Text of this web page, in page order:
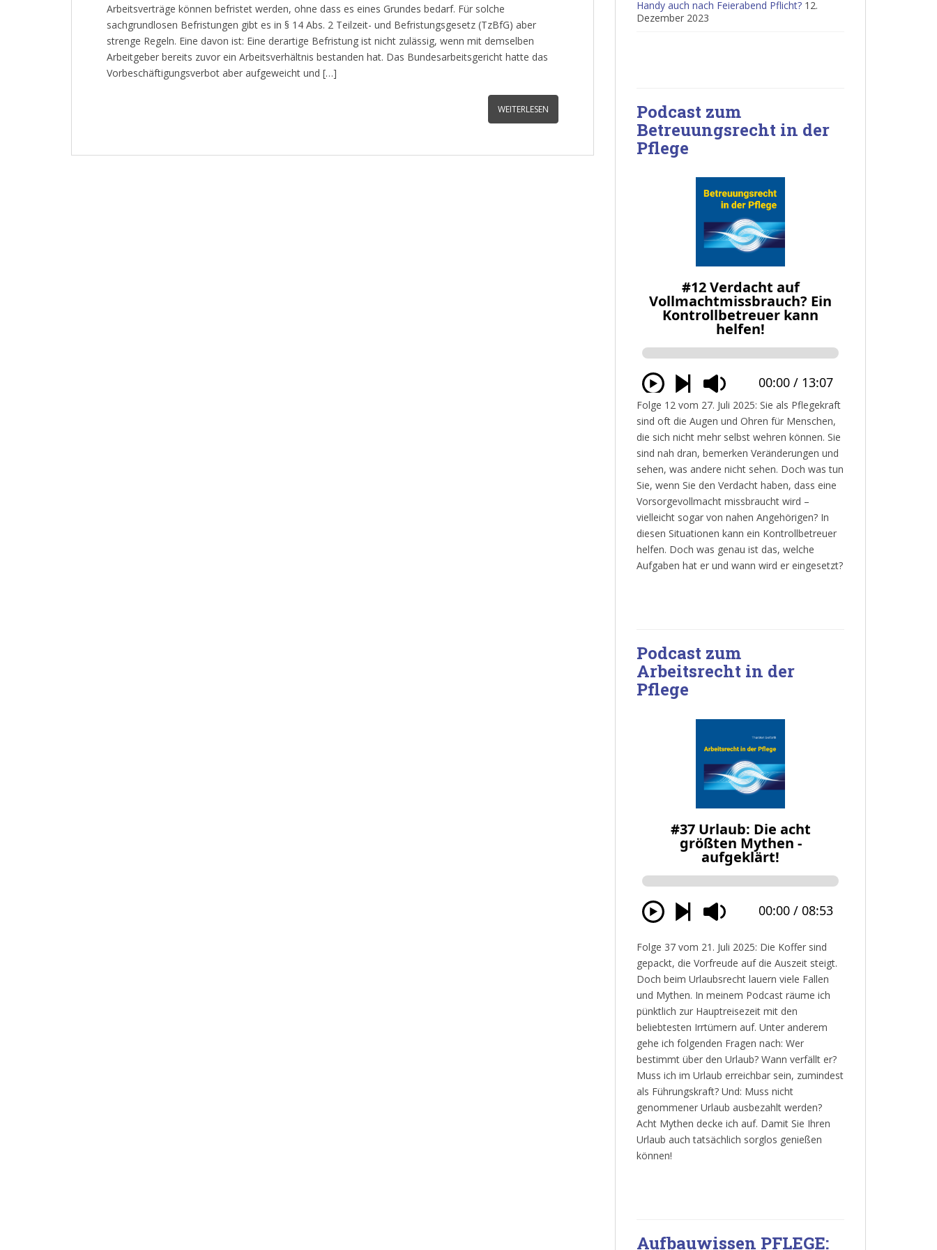
Arbeitsverträge können befristet werden, ohne dass es eines Grundes bedarf. Für solche
sachgrundlosen Befristungen gibt es in § 14 Abs. 2 Teilzeit- und Befristungsgesetz (TzBfG) aber
strenge Regeln. Eine davon ist: Eine derartige Befristung ist nicht zulässig, wenn mit demselben
Arbeitgeber bereits zuvor ein Arbeitsverhältnis bestanden hat. Das Bundesarbeitsgericht hatte das
Vorbeschäftigungsverbot aber aufgeweicht und […]
WEITERLESEN
Handy auch nach Feierabend Pflicht? 12.
Dezember 2023
Podcast zum
Betreuungsrecht in der
Pflege
Folge 12 vom 27. Juli 2025: Sie als Pflegekraft
sind oft die Augen und Ohren für Menschen,
die sich nicht mehr selbst wehren können. Sie
sind nah dran, bemerken Veränderungen und
sehen, was andere nicht sehen. Doch was tun
Sie, wenn Sie den Verdacht haben, dass eine
Vorsorgevollmacht missbraucht wird –
vielleicht sogar von nahen Angehörigen? In
diesen Situationen kann ein Kontrollbetreuer
helfen. Doch was genau ist das, welche
Aufgaben hat er und wann wird er eingesetzt?
Podcast zum
Arbeitsrecht in der
Pflege
Folge 37 vom 21. Juli 2025: Die Koffer sind
gepackt, die Vorfreude auf die Auszeit steigt.
Doch beim Urlaubsrecht lauern viele Fallen
und Mythen. In meinem Podcast räume ich
pünktlich zur Hauptreisezeit mit den
beliebtesten Irrtümern auf. Unter anderem
gehe ich folgenden Fragen nach: Wer
bestimmt über den Urlaub? Wann verfällt er?
Muss ich im Urlaub erreichbar sein, zumindest
als Führungskraft? Und: Muss nicht
genommener Urlaub ausbezahlt werden?
Acht Mythen decke ich auf. Damit Sie Ihren
Urlaub auch tatsächlich sorglos genießen
können!
Aufbauwissen PFLEGE: